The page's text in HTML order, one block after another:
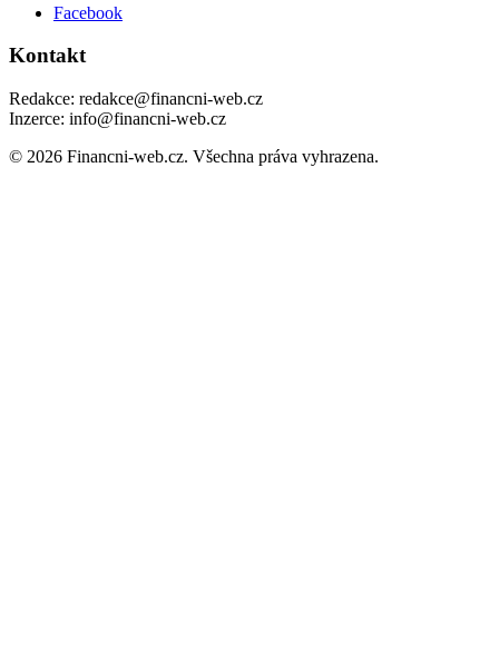
Facebook
Kontakt
Redakce: redakce@financni-web.cz
Inzerce: info@financni-web.cz
© 2026 Financni-web.cz. Všechna práva vyhrazena.